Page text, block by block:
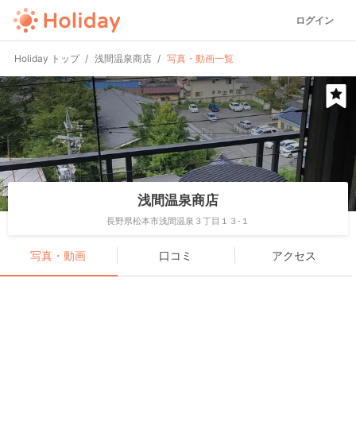
ログイン
Holiday トップ 浅間温泉商店 写真・動画一覧
浅間温泉商店
長野県松本市浅間温泉３丁目１３-１
写真・動画 口コミ アクセス